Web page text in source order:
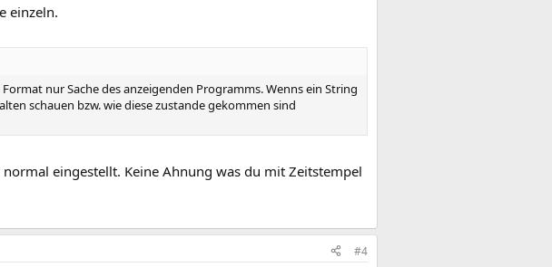
einzeln.
nur Sache des anzeigenden Programms. Wenns ein String
schauen bzw. wie diese zustande gekommen sind
eingestellt. Keine Ahnung was du mit Zeitstempel
#4